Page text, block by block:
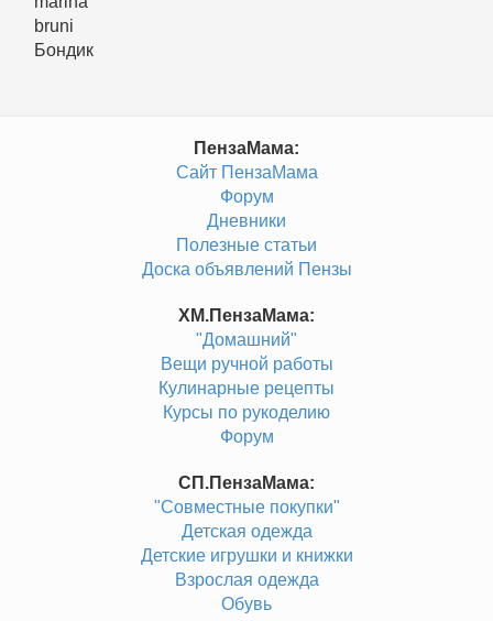
bruni
Бондик
ПензаМама:
Сайт ПензаМама
Форум
Дневники
Полезные статьи
Доска объявлений Пензы
ХМ.ПензаМама:
"Домашний"
Вещи ручной работы
Кулинарные рецепты
Курсы по рукоделию
Форум
СП.ПензаМама:
"Совместные покупки"
Детская одежда
Детские игрушки и книжки
Взрослая одежда
Обувь